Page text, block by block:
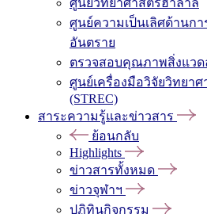
ศูนย์วิทยาศาสตร์ฮาลาล
ศูนย์ความเป็นเลิศด้านก
อันตราย
ตรวจสอบคุณภาพสิ่งแวด
ศูนย์เครื่องมือวิจัยวิทยา
(STREC)
สาระความรู้และข่าวสาร
ย้อนกลับ
Highlights
ข่าวสารทั้งหมด
ข่าวจุฬาฯ
ปฏิทินกิจกรรม